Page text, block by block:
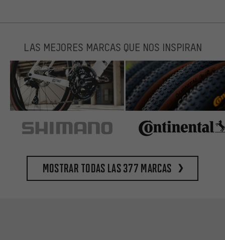
LAS MEJORES MARCAS QUE NOS INSPIRAN
Mostrar todas las 377 marcas